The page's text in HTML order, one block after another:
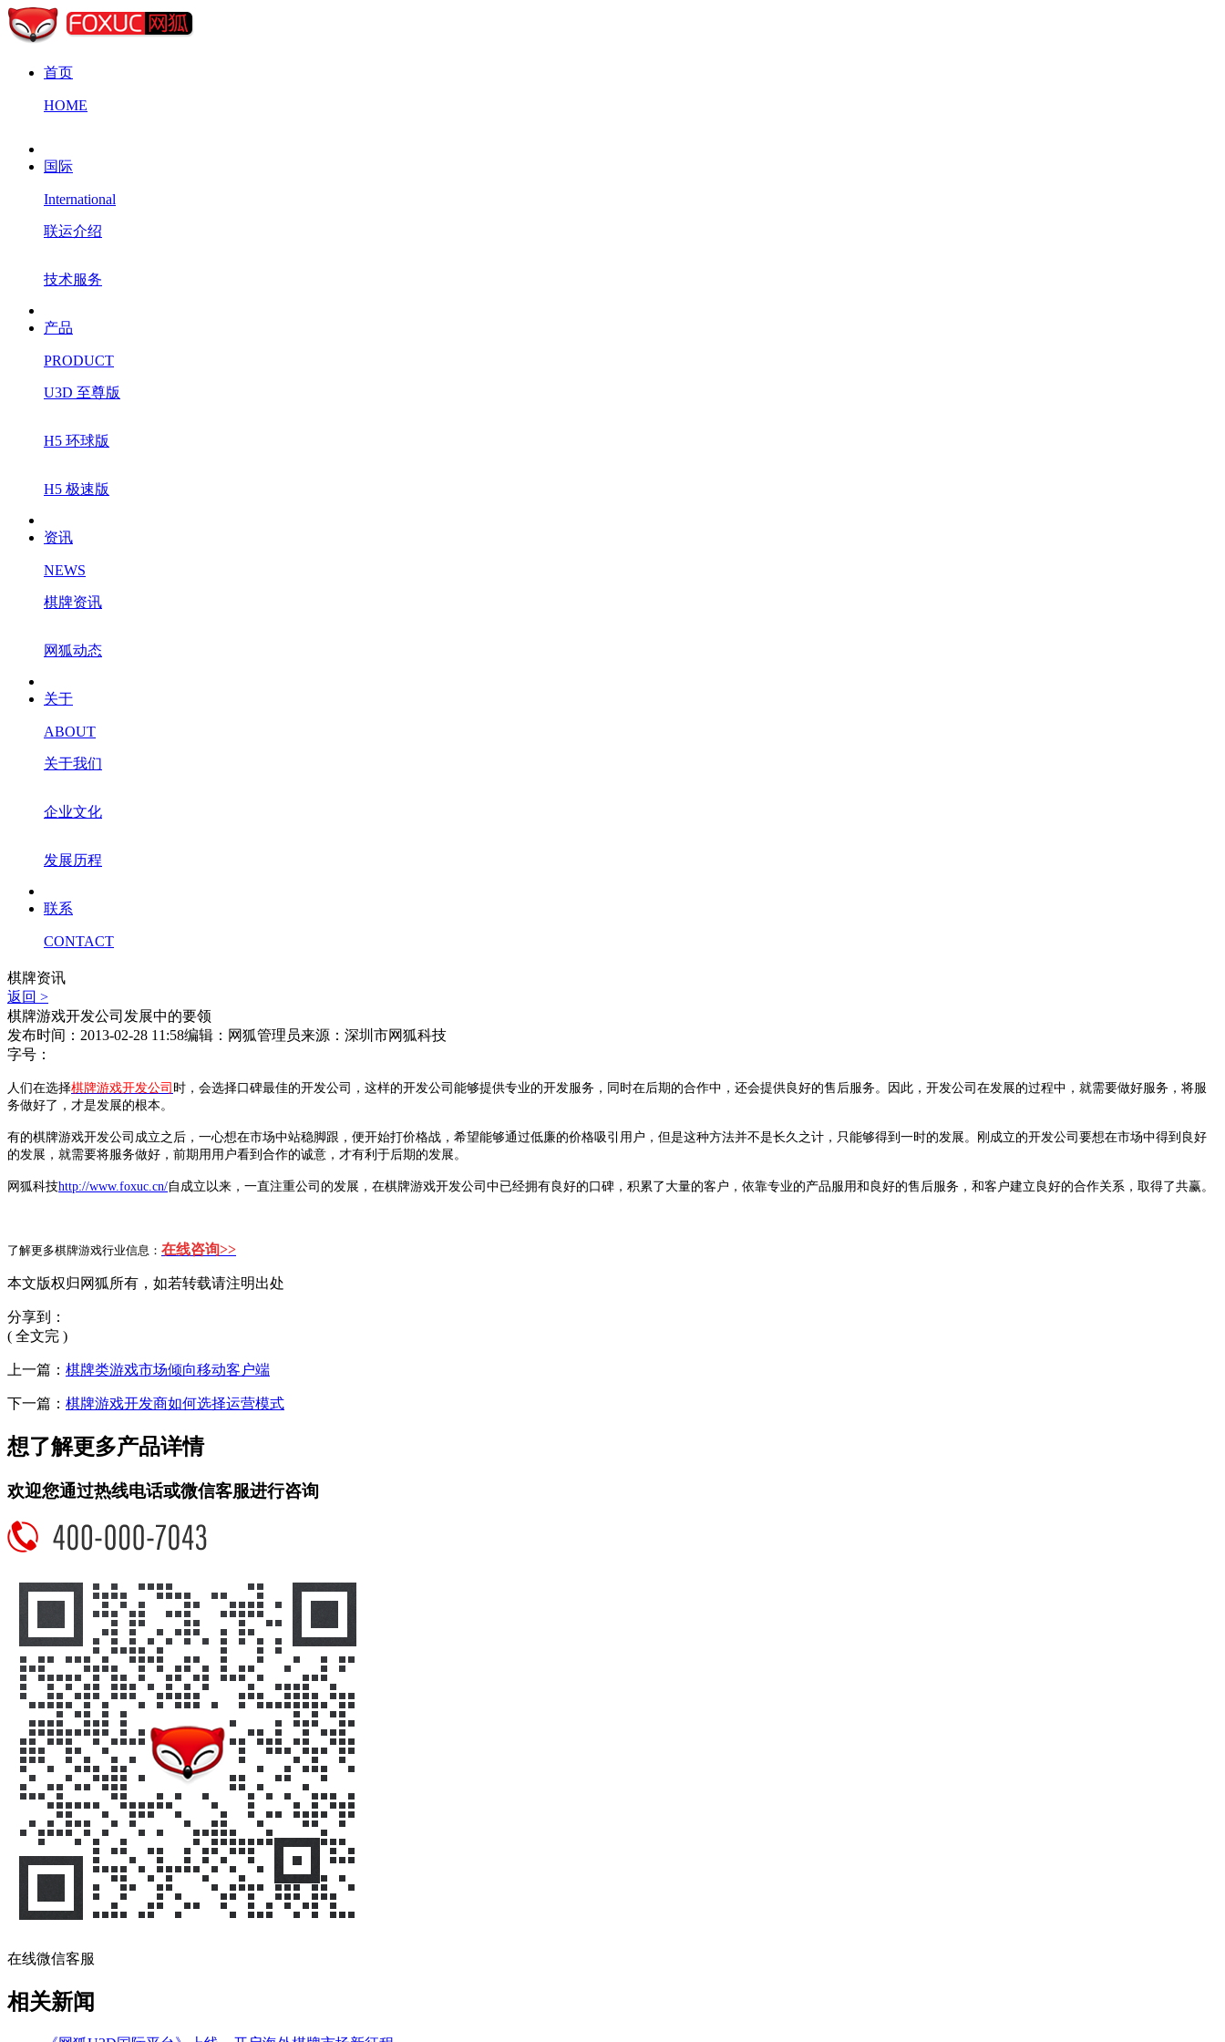
首页
HOME
国际
International
联运介绍
技术服务
产品
PRODUCT
U3D 至尊版
H5 环球版
H5 极速版
资讯
NEWS
棋牌资讯
网狐动态
关于
ABOUT
关于我们
企业文化
发展历程
联系
CONTACT
棋牌资讯
返回 >
棋牌游戏开发公司发展中的要领
发布时间：2013-02-28 11:58编辑：网狐管理员来源：深圳市网狐科技
字号：
人们在选择棋牌游戏开发公司 时，会选择口碑最佳的开发公司，这样的开发公司能够提供专业的开发服务，同时在后期的合作中，还会提供良好的售后服务。因此，开发公司在发展的过程中，就需要做好服务，将服
务做好了，才是发展的根本。
有的棋牌游戏开发公司成立之后，一心想在市场中站稳脚跟，便开始打价格战，希望能够通过低廉的价格吸引用户，但是这种方法并不是长久之计，只能够得到一时的发展。刚成立的开发公司要想在市场中得到良好
的发展，就需要将服务做好，前期用用户看到合作的诚意，才有利于后期的发展。
网狐科技http://www.foxuc.cn/自成立以来，一直注重公司的发展，在棋牌游戏开发公司中已经拥有良好的口碑，积累了大量的客户，依靠专业的产品服用和良好的售后服务，和客户建立良好的合作关系，取得了共赢。
了解更多棋牌游戏行业信息： 在线咨询>>
本文版权归网狐所有，如若转载请注明出处
分享到：
( 全文完 )
上一篇： 棋牌类游戏市场倾向移动客户端
下一篇： 棋牌游戏开发商如何选择运营模式
想了解更多产品详情
欢迎您通过热线电话或微信客服进行咨询
在线微信客服
相关新闻